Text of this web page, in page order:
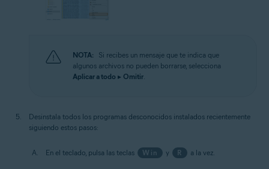
NOTA:
Si recibes un mensaje que te indica que
algunos archivos no pueden borrarse, selecciona
Aplicar a todo ▸ Omitir
Desinstala todos los programas desconocidos instalados recientemente
siguiendo estos pasos:
En el teclado, pulsa las teclas Win y R a la vez.